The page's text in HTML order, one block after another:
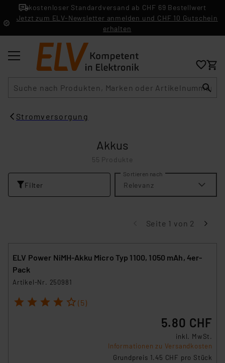
kostenloser Standardversand ab CHF 69 Bestellwert
Jetzt zum ELV-Newsletter anmelden und CHF 10 Gutschein
erhalten
Stromversorgung
Akkus
55 Produkte
Filter
Sortieren nach
Relevanz
Seite 1 von 2
ELV Power NiMH-Akku Micro Typ 1100, 1050 mAh, 4er-
Pack
Artikel-Nr. 250981
1 2 3 4 5 (5)
5.80 CHF
inkl. MwSt.
Informationen zu Versandkosten
Grundpreis 1.45 CHF pro Stück